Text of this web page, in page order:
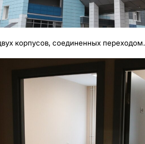
корпусов, соединенных переходом.